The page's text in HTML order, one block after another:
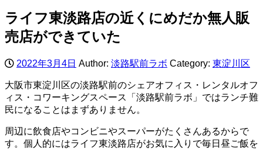
ライフ東淡路店の近くにめだか無人販
売店ができていた
2022年3月4日 Author: 淡路駅前ラボ Category: 東淀川区
大阪市東淀川区の淡路駅前のシェアオフィス・レンタルオフ
ィス・コワーキングスペース「淡路駅前ラボ」ではランチ難
民になることはまずありません。
周辺に飲食店やコンビニやスーパーがたくさんあるからで
す。個人的にはライフ東淡路店がお気に入りで毎日昼ご飯を